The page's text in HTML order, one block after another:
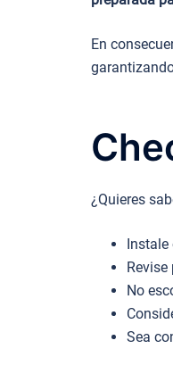
En
¿Quieres
Instale
No
Sea